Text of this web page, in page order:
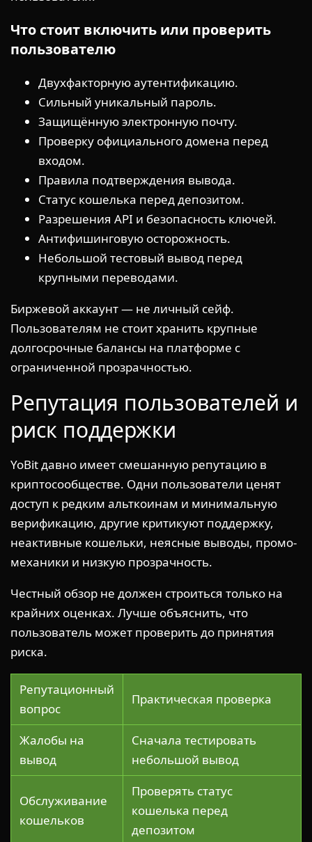
Что стоит включить или проверить
пользователю
Двухфакторную аутентификацию.
Сильный уникальный пароль.
Защищённую электронную почту.
Проверку официального домена перед
входом.
Правила подтверждения вывода.
Статус кошелька перед депозитом.
Разрешения API и безопасность ключей.
Антифишинговую осторожность.
Небольшой тестовый вывод перед
крупными переводами.
Биржевой аккаунт — не личный сейф.
Пользователям не стоит хранить крупные
долгосрочные балансы на платформе с
ограниченной прозрачностью.
Репутация пользователей и
риск поддержки
YoBit давно имеет смешанную репутацию в
криптосообществе. Одни пользователи ценят
доступ к редким альткоинам и минимальную
верификацию, другие критикуют поддержку,
неактивные кошельки, неясные выводы, промо-
механики и низкую прозрачность.
Честный обзор не должен строиться только на
крайних оценках. Лучше объяснить, что
пользователь может проверить до принятия
риска.
Репутационный
вопрос
Практическая проверка
Жалобы на
вывод
Сначала тестировать
небольшой вывод
Обслуживание
кошельков
Проверять статус
кошелька перед
депозитом